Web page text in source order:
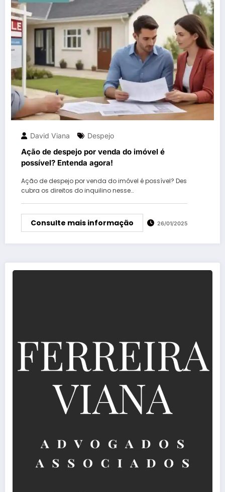
David Viana Despejo
Ação de despejo por venda do imóvel é
possível? Entenda agora!
Ação de despejo por venda do imóvel é possível? Des
cubra os direitos do inquilino nesse…
Consulte mais informação 26/01/2025